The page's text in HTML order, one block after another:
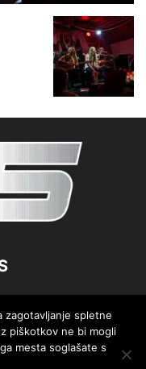
zagotavljanje spletne
piškotkov ne bi mogli
mesta soglašate s